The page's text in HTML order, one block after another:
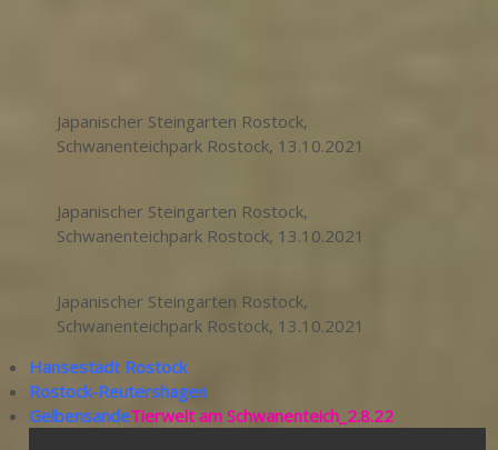
Japanischer Steingarten Rostock,
Schwanenteichpark Rostock, 13.10.2021
Japanischer Steingarten Rostock,
Schwanenteichpark Rostock, 13.10.2021
Japanischer Steingarten Rostock,
Schwanenteichpark Rostock, 13.10.2021
Hansestadt Rostock
Rostock-Reutershagen
GelbensandeTierwelt am Schwanenteich_2.8.22